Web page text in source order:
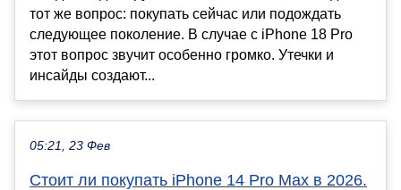
тот же вопрос: покупать сейчас или подождать
следующее поколение. В случае с iPhone 18 Pro
этот вопрос звучит особенно громко. Утечки и
инсайды создают...
05:21, 23 Фев
Стоит ли покупать iPhone 14 Pro Max в 2026.